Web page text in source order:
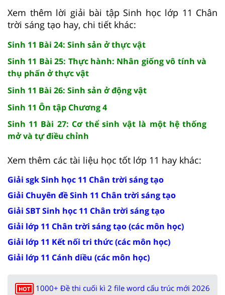
Xem thêm lời giải bài tập Sinh học lớp 11 Chân
trời sáng tạo hay, chi tiết khác:
Sinh 11 Bài 24: Sinh sản ở thực vật
Sinh 11 Bài 25: Thực hành: Nhân giống vô tính và
thụ phấn ở thực vật
Sinh 11 Bài 26: Sinh sản ở động vật
Sinh 11 Ôn tập Chương 4
Sinh 11 Bài 27: Cơ thể sinh vật là một hệ thống
mở và tự điều chỉnh
Xem thêm các tài liệu học tốt lớp 11 hay khác:
Giải sgk Sinh học 11 Chân trời sáng tạo
Giải Chuyên đề Sinh 11 Chân trời sáng tạo
Giải SBT Sinh học 11 Chân trời sáng tạo
Giải lớp 11 Chân trời sáng tạo (các môn học)
Giải lớp 11 Kết nối tri thức (các môn học)
Giải lớp 11 Cánh diều (các môn học)
HOT
1000+ Đề thi cuối kì 2 file word cấu trúc mới 2026